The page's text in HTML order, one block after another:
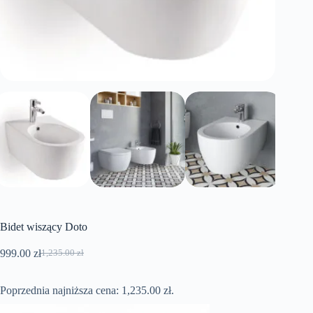
Bidet wiszący Doto
1,235.00zł
Pierwotna
1,235.00 zł.
999.00 złAktualna
999.00 zł.
Poprzednia najniższa cena: 1,235.00 zł.